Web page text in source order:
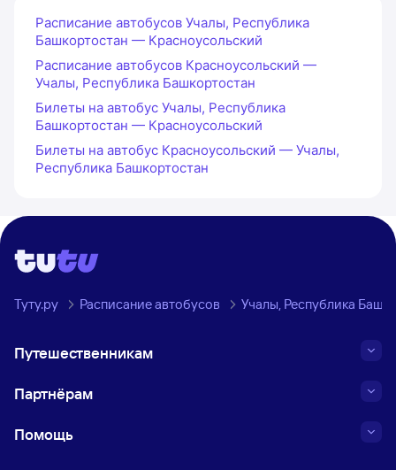
Расписание автобусов Учалы, Республика
Башкортостан — Красноусольский
Расписание автобусов Красноусольский —
Учалы, Республика Башкортостан
Билеты на автобус Учалы, Республика
Башкортостан — Красноусольский
Билеты на автобус Красноусольский — Учалы,
Республика Башкортостан
Туту.ру Расписание автобусов Учалы, Республика
Путешественникам
Партнёрам
Помощь